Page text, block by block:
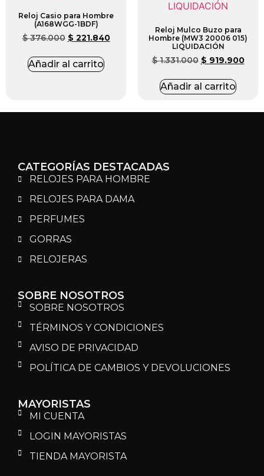
Reloj Casio para Hombre
(A168WGG-1BDF)
$376.000 $ 221.840
Añadir al carrito
Reloj Mulco Buzo para
Hombre (MW3 20006 015)
LIQUIDACIÓN
$1.331.000 $ 919.900
Añadir al carrito
CATEGORÍAS DESTACADAS
RELOJES PARA HOMBRE
RELOJES PARA DAMA
PERFUMES
GORRAS
RELOJERAS
SOBRE NOSOTROS
SOBRE NOSOTROS
TÉRMINOS Y CONDICIONES
AVISO DE PRIVACIDAD
POLÍTICA DE CAMBIOS Y DEVOLUCIONES
MAYORISTAS
MI CUENTA
LOGIN MAYORISTAS
TIENDA MAYORISTA